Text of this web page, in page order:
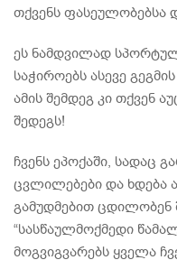
თქვენს ფასეულობებსა
ეს ნამდვილად
საჭიროებს ასევე
ამის შემდეგ კი თქვენ
შედეგს!
ჩვენს ეპოქაში, სადაც
ცვლილებები და ხდება
გამუდმებით ცდილობენ
“სასწაულმოქმედი
მოგვიგვარებს ყველა